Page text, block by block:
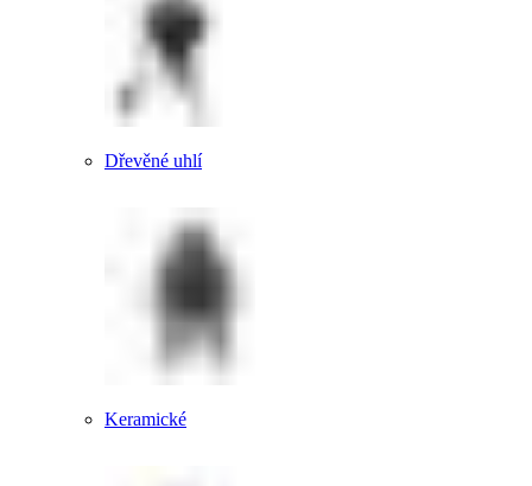
Dřevěné uhlí
Keramické